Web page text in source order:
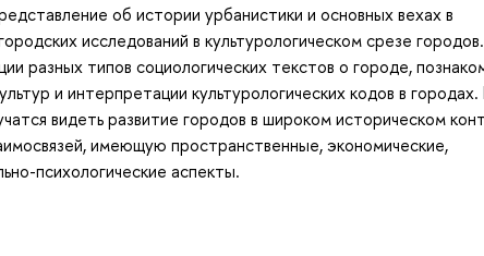
об истории урбанистики и основных вехах в
исследований в культурологическом срезе городов.
разных типов социологических текстов о городе,
и интерпретации культурологических кодов в городах.
видеть развитие городов в широком историческом
имеющую пространственные, экономические,
психологические аспекты.